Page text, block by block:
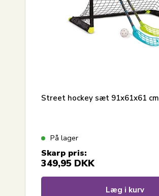
Street hockey sæt 91x61x61 cm
På lager
Skarp pris:
349,95 DKK
Læg i kurv